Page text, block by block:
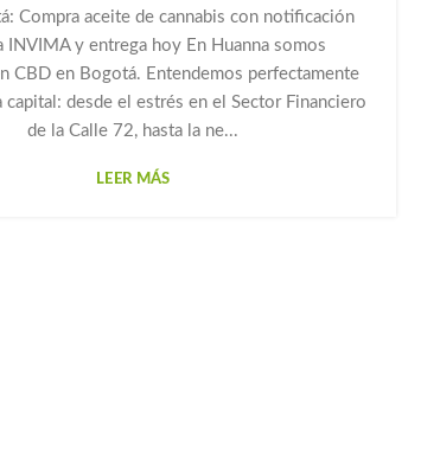
TIENDA DE CBD EN BOGOTÁ
Compra aceite de cannabis con notificación
INVIMA y entrega hoy En Huanna somos
CBD en Bogotá. Entendemos perfectamente
desde el estrés en el Sector Financiero
de la Calle 72, hasta la ne...
LEER MÁS